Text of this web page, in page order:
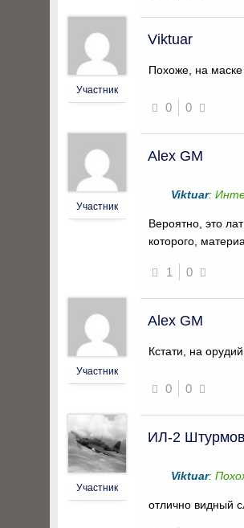
Участник
Viktuar
Похоже, на маске
0 0
Участник
Alex GM
Viktuar:
Вероятно, это
которого,
1 0
Участник
Alex GM
Кстати, на
0 0
Участник
ИЛ-2
Viktuar:
отлично видный